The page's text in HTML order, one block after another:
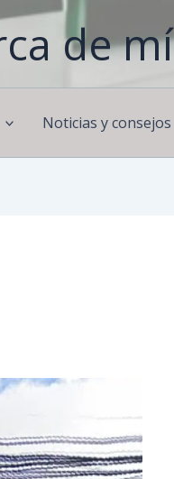
de mí
Noticias y consejos